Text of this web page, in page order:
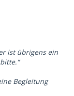
ist übrigens ein
Begleitung